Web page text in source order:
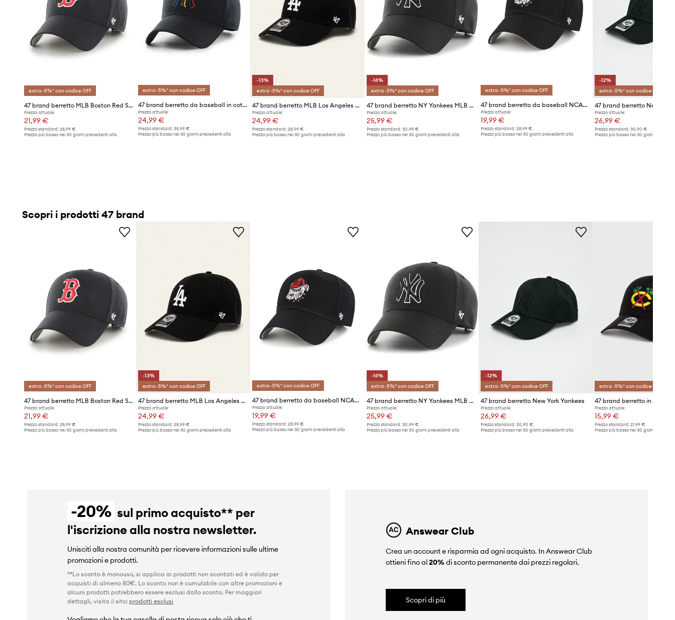
extra -5%* con codice OFF
47 brand berretto MLB Boston Red Socks Sox
Prezzo attuale:
21,99 €
Prezzo standard: 28,99 €
Prezzo più basso nei 30 giorni precedenti alla
extra -5%* con codice OFF
47 brand berretto da baseball in cotone MLB New York Yankees
Prezzo attuale:
24,99 €
Prezzo standard:35,99 €
Prezzo più basso nei 30 giorni precedenti alla
-13%
extra -5%* con codice OFF
47 brand berretto MLB Los Angeles Dodgers
Prezzo attuale:
24,99 €
Prezzo standard: 28,99 €
Prezzo più basso nei 30 giorni precedenti alla
-16%
extra -5%* con codice OFF
47 brand berretto NY Yankees MLB New York
Prezzo attuale:
25,99 €
Prezzo standard: 30,99 €
Prezzo più basso nei 30 giorni precedenti alla
extra -5%* con codice OFF
47 brand berretto da baseball NCAA Georgia Bulldogs
Prezzo attuale:
19,99 €
Prezzo standard:28,99 €
Prezzo più basso nei 30 giorni precedenti alla
-12%
extra -5%* con codice OFF
47 brand berretto New York
Prezzo attuale:
26,99 €
Prezzo standard: 30,90 €
Prezzo più basso nei 30 giorni
Scopri i prodotti 47 brand
extra -5%* con codice OFF
47 brand berretto MLB Boston Red Socks Sox
Prezzo attuale:
21,99 €
Prezzo standard: 28,99 €
Prezzo più basso nei 30 giorni precedenti alla
-13%
extra -5%* con codice OFF
47 brand berretto MLB Los Angeles Dodgers
Prezzo attuale:
24,99 €
Prezzo standard:28,99 €
Prezzo più basso nei 30 giorni precedenti alla
extra -5%* con codice OFF
47 brand berretto da baseball NCAA Georgia Bulldogs
Prezzo attuale:
19,99 €
Prezzo standard: 28,99 €
Prezzo più basso nei 30 giorni precedenti alla
-16%
extra -5%* con codice OFF
47 brand berretto NY Yankees MLB New York
Prezzo attuale:
25,99 €
Prezzo standard: 30,99 €
Prezzo più basso nei 30 giorni precedenti alla
-12%
extra -5%* con codice OFF
47 brand berretto New York Yankees
Prezzo attuale:
26,99 €
Prezzo standard:30,90 €
Prezzo più basso nei 30 giorni precedenti alla
extra -5%* con codice OFF
Prezzo attuale:
15,99 €
Prezzo standard: 21,99 €
Prezzo più basso nei 30 giorni
-20% sul primo acquisto** per
l'iscrizione alla nostra newsletter.
Unisciti alla nostra comunità per ricevere informazioni sulle ultime
promozioni e prodotti.
**Lo sconto è monouso, si applica ai prodotti non scontati ed è valido per
acquisti di almeno 80€. Lo sconto non è cumulabile con altre promozioni e
alcuni prodotti potrebbero essere esclusi dallo sconto. Per maggiori
dettagli, visita il sito: prodotti esclusi
Answear Club
Crea un account e risparmia ad ogni acquisto. In Answear Club
ottieni fino al 20%di sconto permanente dai prezzi regolari.
Scopri di più